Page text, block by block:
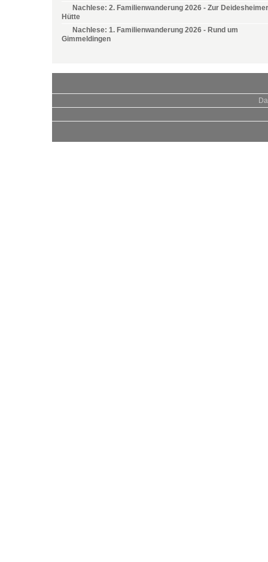
Nachlese: 2. Familienwanderung 2026 - Zur Deidesheimer
Hütte
Nachlese: 1. Familienwanderung 2026 - Rund um
Gimmeldingen